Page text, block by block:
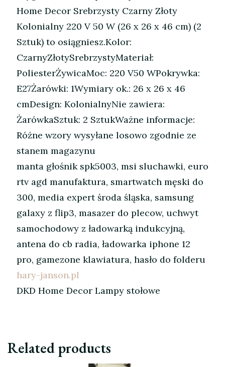
Home Decor Srebrzysty Czarny Złoty
Kolonialny 220 V 50 W (26 x 26 x 46 cm) (2
Sztuk) to osiągniesz.Kolor:
CzarnyZłotySrebrzystyMateriał:
PoliesterŻywicaMoc: 220 V50 WPokrywka:
E27Żarówki: 1Wymiary ok.: 26 x 26 x 46
cmDesign: KolonialnyNie zawiera:
ŻarówkaSztuk: 2 SztukWażne informacje:
Różne wzory wysyłane losowo zgodnie ze
stanem magazynu
manta głośnik spk5003, msi sluchawki, euro
rtv agd manufaktura, smartwatch męski do
300, media expert środa śląska, samsung
galaxy z flip3, masazer do plecow, uchwyt
samochodowy z ładowarką indukcyjną,
antena do cb radia, ładowarka iphone 12
pro, gamezone klawiatura, hasło do folderu
hary-janson.pl
DKD Home Decor Lampy stołowe
Related products